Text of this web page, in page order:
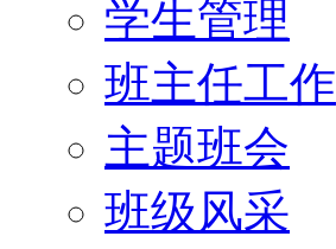
学生管理
班主任工作
主题班会
班级风采